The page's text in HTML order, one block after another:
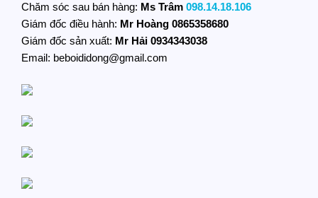
Chăm sóc sau bán hàng: Ms Trâm 098.14.18.106
Giám đốc điều hành: Mr Hoàng 0865358680
Giám đốc sản xuất: Mr Hải 0934343038
Email: beboididong@gmail.com